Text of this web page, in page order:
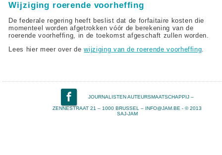
Wijziging roerende voorheffing
De federale regering heeft beslist dat de forfaitaire kosten die
momenteel worden afgetrokken vóór de berekening van de
roerende voorheffing, in de toekomst afgeschaft zullen worden.
Lees hier meer over dewijziging van de roerende voorheffing.
JOURNALISTEN AUTEURSMAATSCHAPPIJ –
ZENNESTRAAT 21 – 1000 BRUSSEL – INFO@JAM.BE - © 2013
SAJ-JAM